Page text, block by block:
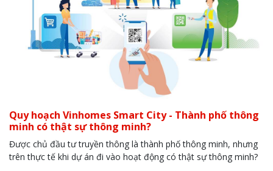
Quy hoạch Vinhomes Smart City - Thành phố thông
minh có thật sự thông minh?
Được chủ đầu tư truyền thông là thành phố thông minh, nhưng
trên thực tế khi dự án đi vào hoạt động có thật sự thông minh?